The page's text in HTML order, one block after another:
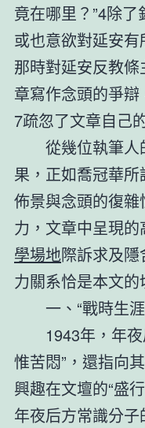
竟在哪里？”4除
或也意欲對延安
那時對延安反教
章寫作念頭的爭
7疏忽了文章自己
從幾位執筆
果，正如喬冠華
佈景與念頭的復
力，文章中呈現的
學場地際訴求及
力關系恰是本文的
一、“戰時生
1943年，年
惟苦悶”，還指向
興趣在文壇的“盛
年夜后方常識分子